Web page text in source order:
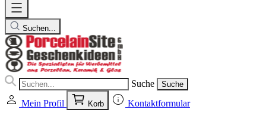
Suchen...
Suche Suche
Mein Profil Korb Kontaktformular